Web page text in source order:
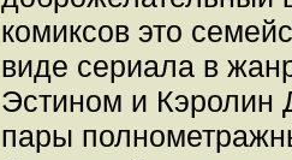
комиксов это
виде сериала в
Эстином и Кэролин
пары